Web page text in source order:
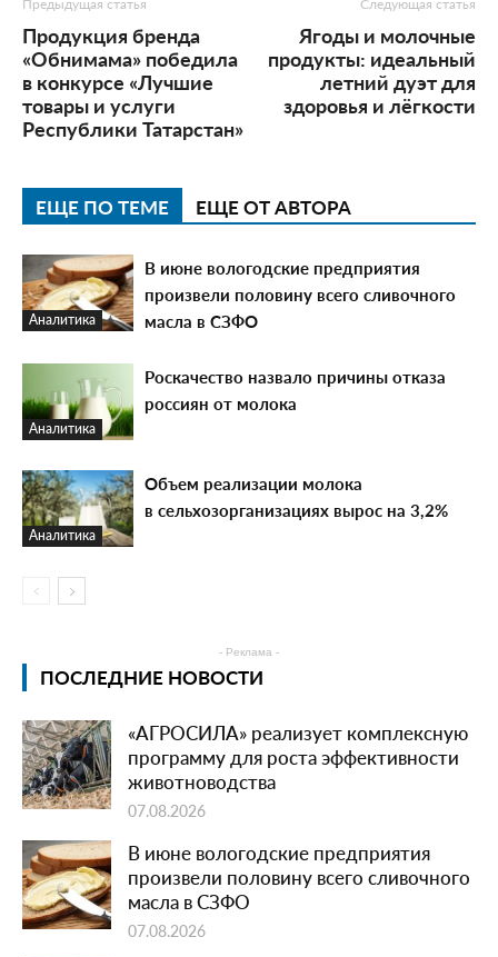
Предыдущая статья
Продукция бренда
«Обнимама» победила
в конкурсе «Лучшие
товары и услуги
Республики Татарстан»
Следующая статья
Ягоды и молочные
продукты: идеальный
летний дуэт для
здоровья и лёгкости
ЕЩЕ ПО ТЕМЕ ЕЩЕ ОТ АВТОРА
Аналитика
В июне вологодские предприятия
произвели половину всего сливочного
масла в СЗФО
Аналитика
Роскачество назвало причины отказа
россиян от молока
Аналитика
Объем реализации молока
в сельхозорганизациях вырос на 3,2%
- Реклама -
ПОСЛЕДНИЕ НОВОСТИ
«АГРОСИЛА» реализует комплексную
программу для роста эффективности
животноводства
07.08.2026
В июне вологодские предприятия
произвели половину всего сливочного
масла в СЗФО
07.08.2026